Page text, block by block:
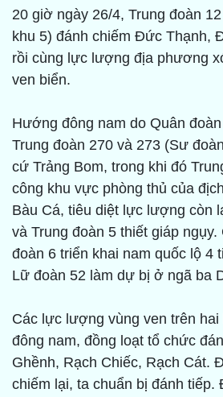
20 giờ ngày 26/4, Trung đoàn
khu 5) đánh chiếm Ðức Thạnh,
rồi cùng lực lượng địa phương
ven biển.
Hướng đông nam do Quân
Trung đoàn 270 và 273 (Sư
cứ Trảng Bom, trong khi đó
công khu vực phòng thủ của
Bàu Cá, tiêu diệt lực lượng còn
và Trung đoàn 5 thiết giáp
đoàn 6 triển khai nam quốc lộ 4
Lữ đoàn 52 làm dự bị ở ngã ba
Các lực lượng vùng ven trên
đông nam, đồng loạt tổ chức
Ghềnh, Rạch Chiếc, Rạch Cát.
chiếm lại, ta chuẩn bị đánh tiếp.